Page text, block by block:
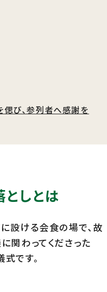
び、参列者へ感謝を
しとは
設ける会食の場で、故
関わってくださった
です。